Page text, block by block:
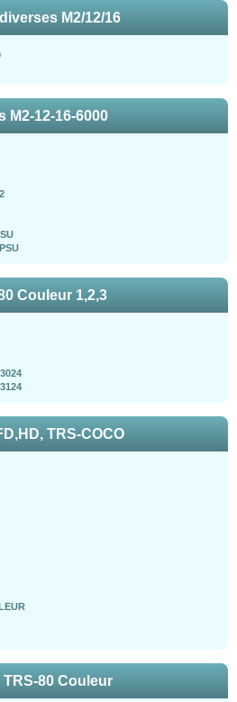
M2/12/16
M2-12-16-6000
Couleur 1,2,3
TRS-COCO
80 Couleur